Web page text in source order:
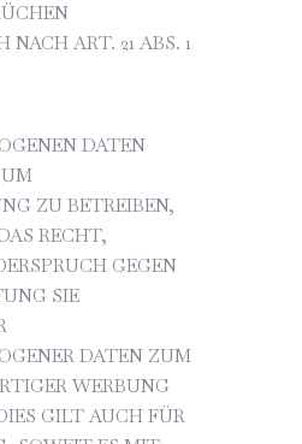
NACH ART. 21 ABS. 1
DATEN
ZU BETREIBEN,
RECHT,
GEGEN
SIE
DATEN ZUM
WERBUNG
GILT AUCH FÜR